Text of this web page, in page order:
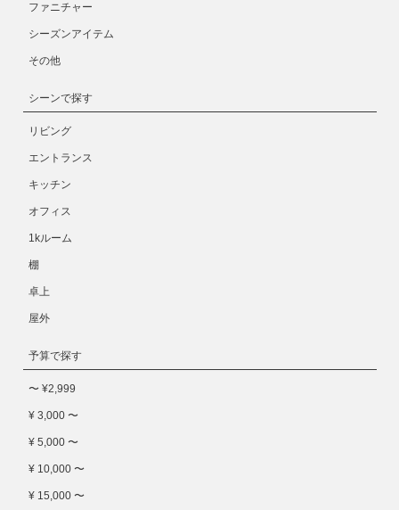
ファニチャー
シーズンアイテム
その他
シーンで探す
リビング
エントランス
キッチン
オフィス
1kルーム
棚
卓上
屋外
予算で探す
〜 ¥2,999
¥ 3,000 〜
¥ 5,000 〜
¥ 10,000 〜
¥ 15,000 〜